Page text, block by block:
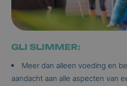
GLI SLIMMER:
Meer dan alleen voeding en
aandacht aan alle aspecten van